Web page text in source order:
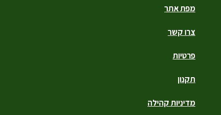
מפת אתר
צרו קשר
פרטיות
תקנון
מדיניות קהילה